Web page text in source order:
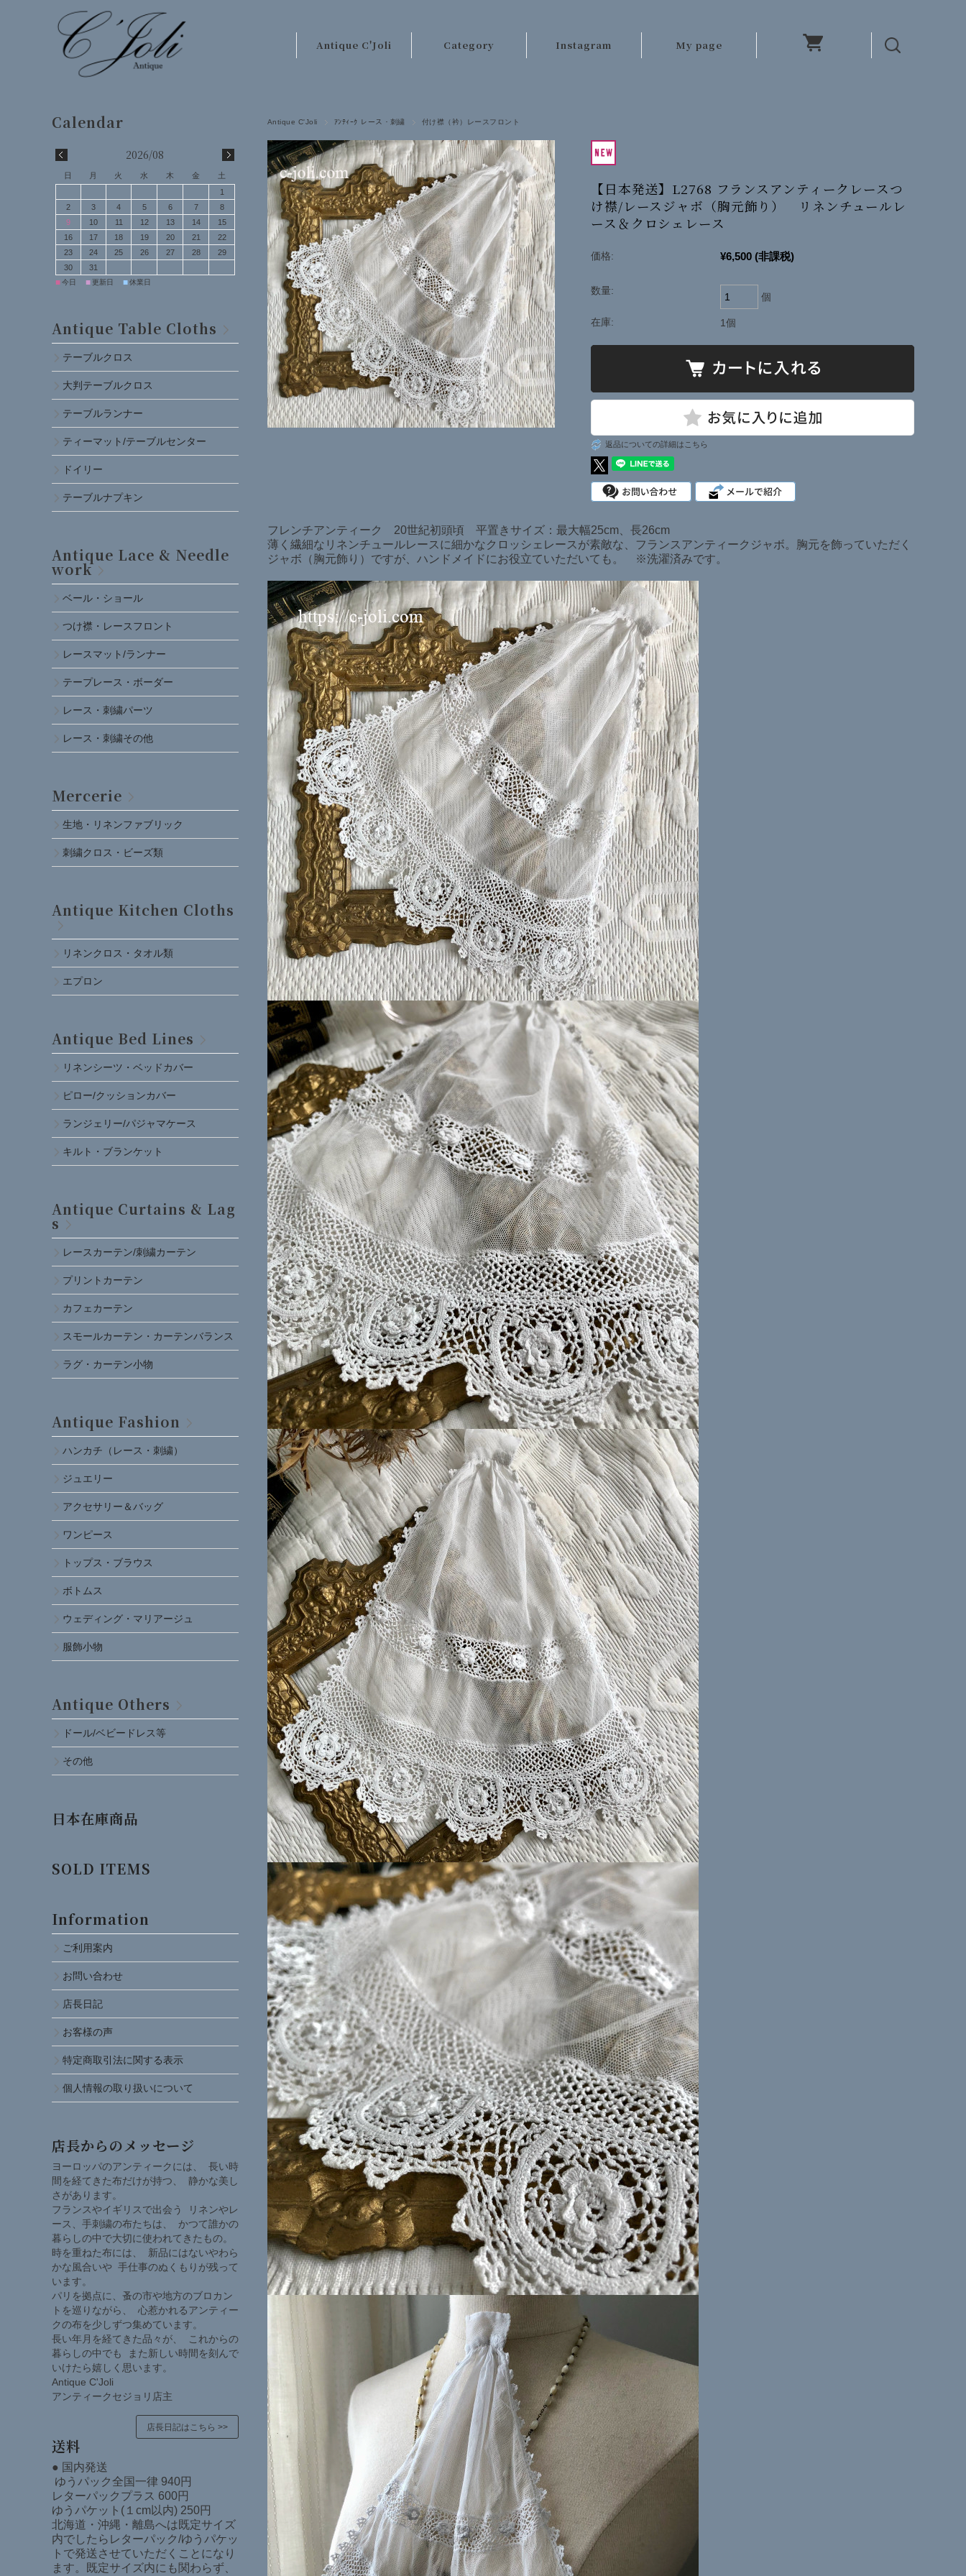
Antique C'Joli
お客様の声
お問い合わせ
Category
レース・刺繍
手芸材料
キッチンクロス類
ベッドリネン類
カーテン・ラグ類
ファッション
その他
日本在庫商品
SOLD ITEMS
Instagram My page
Antique C'Joli ｱﾝﾃｨｰｸ レース・刺繍 付け襟（衿）レースフロント
【日本発送】L2768 フランスアンティークレースつ
け襟/レースジャボ（胸元飾り） リネンチュールレ
ース＆クロシェレース
価格: ¥6,500 (非課税)
数量:
個
在庫: 1個
返品についての詳細はこちら
フレンチアンティーク 20世紀初頭頃 平置きサイズ：最大幅25cm、長26cm
薄く繊細なリネンチュールレースに細かなクロッシェレースが素敵な、フランスアンティークジャボ。胸元を飾っていただく
ジャボ（胸元飾り）ですが、ハンドメイドにお役立ていただいても。 ※洗濯済みです。
2026/08
日 月 火 水 木 金
土
1
2
3 4 5 6 7
8
9
10 11 12 13 14
15
16
17 18 19 20 21
22
23
24 25 26 27 28
29
30
31
■今日 ■更新日 ■休業日
Antique Table Cloths
テーブルクロス
大判テーブルクロス
テーブルランナー
ティーマット/テーブルセンター
ドイリー
テーブルナプキン
Antique Lace & Needle
work
ベール・ショール
つけ襟・レースフロント
レースマット/ランナー
テープレース・ボーダー
レース・刺繍パーツ
レース・刺繍その他
Mercerie
生地・リネンファブリック
刺繍クロス・ビーズ類
Antique Kitchen Cloths
リネンクロス・タオル類
エプロン
Antique Bed Lines
リネンシーツ・ベッドカバー
ピロー/クッションカバー
ランジェリー/パジャマケース
キルト・ブランケット
Antique Curtains & Lag
s
レースカーテン/刺繍カーテン
プリントカーテン
カフェカーテン
スモールカーテン・カーテンバランス
ラグ・カーテン小物
Antique Fashion
ハンカチ（レース・刺繍）
ジュエリー
アクセサリー＆バッグ
ワンピース
トップス・ブラウス
ボトムス
ウェディング・マリアージュ
服飾小物
Antique Others
ドール/ベビードレス等
その他
日本在庫商品
SOLD ITEMS
Information
ご利用案内
お問い合わせ
店長日記
お客様の声
特定商取引法に関する表示
個人情報の取り扱いについて
店長からのメッセージ
ヨーロッパのアンティークには、 長い時
間を経てきた布だけが持つ、 静かな美し
さがあります。
フランスやイギリスで出会う リネンやレ
ース、手刺繍の布たちは、 かつて誰かの
暮らしの中で大切に使われてきたもの。
時を重ねた布には、 新品にはないやわら
かな風合いや 手仕事のぬくもりが残って
います。
パリを拠点に、蚤の市や地方のブロカン
トを巡りながら、 心惹かれるアンティー
クの布を少しずつ集めています。
長い年月を経てきた品々が、 これからの
暮らしの中でも また新しい時間を刻んで
いけたら嬉しく思います。
Antique C'Joli
アンティークセジョリ店主
店長日記はこちら >>
送料
● 国内発送
ゆうパック全国一律 940円
レターパックプラス 600円
ゆうパケット(１cm以内) 250円
北海道・沖縄・離島へは既定サイズ
内でしたらレターパック/ゆうパケッ
トで発送させていただくことになり
ます。既定サイズ内にも関わらず、